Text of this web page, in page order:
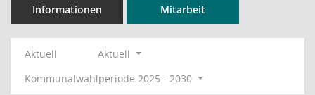
Informationen Mitarbeit
Aktuell
Aktuell
Kommunalwahlperiode 2025 - 2030